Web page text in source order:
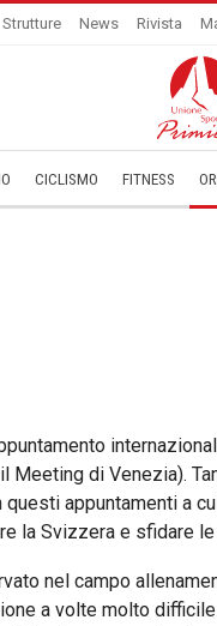
Strutture News Rivista
CICLISMO FITNESS
Meeting di Venezia).
appuntamenti a
la Svizzera e sfidare
nel campo
a volte molto